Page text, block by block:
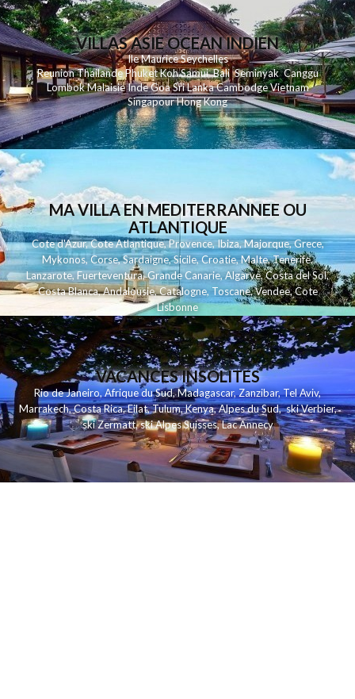
VILLAS ASIE OCEAN INDIEN
Ile MauriceSeychelles
ReunionThailandePhuketKohSamui Bali SeminyakCanggu
LombokMalaisieIndeGoaSri LankaCambodgeVietnam
SingapourHong Kong
MA VILLA EN MEDITERRANNEE OU
ATLANTIQUE
Cote d'Azur,Cote Atlantique,Provence,Ibiza,Majorque,Grece,
Mykonos,Corse,Sardaigne,Sicile,Croatie,Malte,Tenerife,
Lanzarote,Fuerteventura,Grande Canarie,Algarve,Costa del Sol,
Costa Blanca,Andalousie,Catalogne,Toscane,Vendee,Cote
Lisbonne
VACANCES INSOLITES
Rio de Janeiro,Afrique du Sud,Madagascar,Zanzibar,Tel Aviv,
Marrakech,Costa Rica,Eilat,Tulum,Kenya,Alpes du Sud,ski Verbier,
ski Zermatt,ski Alpes Suisses,Lac Annecy